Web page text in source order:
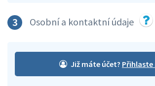
3 Osobní a kontaktní údaje
Již máte účet?